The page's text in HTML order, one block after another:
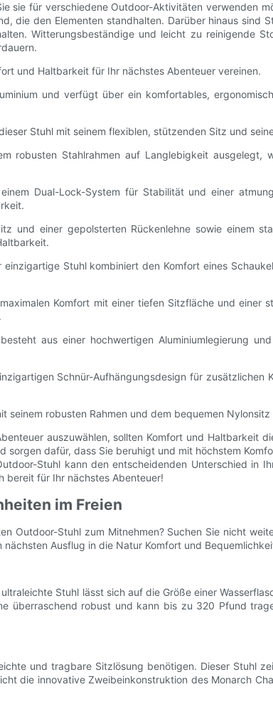
sie für verschiedene Outdoor-Aktivitäten verwenden
die den Elementen standhalten. Darüber hinaus sind
Witterungsbeständige und leicht zu reinigende
und Haltbarkeit für Ihr nächstes Abenteuer vereinen.
und verfügt über ein komfortables,
Stuhl mit seinem flexiblen, stützenden Sitz und
robusten Stahlrahmen auf Langlebigkeit ausgelegt,
Dual-Lock-System für Stabilität und einer
und einer gepolsterten Rückenlehne sowie einem
Stuhl kombiniert den Komfort eines
Komfort mit einer tiefen Sitzfläche und einer
aus einer hochwertigen Aluminiumlegierung
Schnür-Aufhängungsdesign für zusätzlichen
seinem robusten Rahmen und dem bequemen
auszuwählen, sollten Komfort und Haltbarkeit
dafür, dass Sie beruhigt und mit höchstem
Stuhl kann den entscheidenden Unterschied in
bereit für Ihr nächstes Abenteuer!
im Freien
Outdoor-Stuhl zum Mitnehmen? Suchen Sie nicht
Ausflug in die Natur Komfort und
Stuhl lässt sich auf die Größe einer
überraschend robust und kann bis zu 320 Pfund
und tragbare Sitzlösung benötigen. Dieser Stuhl
die innovative Zweibeinkonstruktion des Monarch